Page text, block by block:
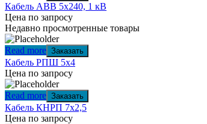
Кабель АВВ 5х240, 1 кВ
Цена по запросу
Недавно просмотренные товары
Read more Заказать
Кабель РПШ 5х4
Цена по запросу
Read more Заказать
Кабель КНРП 7х2,5
Цена по запросу